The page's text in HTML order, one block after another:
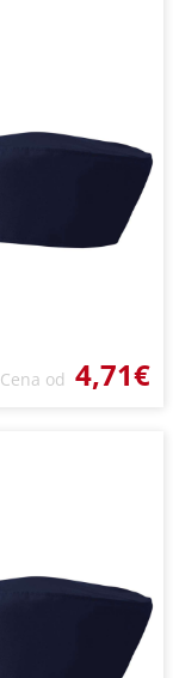
Cena od 4,71€